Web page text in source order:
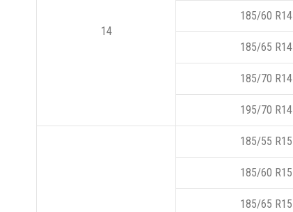
14
185/60 R14
185/65 R14
185/70 R14
195/70 R14
185/55 R15
185/60 R15
185/65 R15